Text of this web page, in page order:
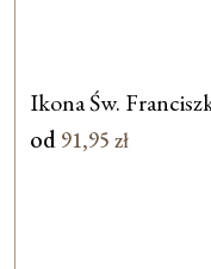
Ikona Św.
od 91,95 zł